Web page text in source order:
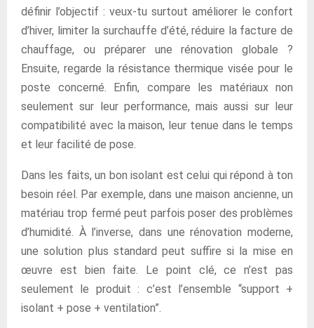
définir l’objectif : veux-tu surtout améliorer le confort
d’hiver, limiter la surchauffe d’été, réduire la facture de
chauffage, ou préparer une rénovation globale ?
Ensuite, regarde la résistance thermique visée pour le
poste concerné. Enfin, compare les matériaux non
seulement sur leur performance, mais aussi sur leur
compatibilité avec la maison, leur tenue dans le temps
et leur facilité de pose.
Dans les faits, un bon isolant est celui qui répond à ton
besoin réel. Par exemple, dans une maison ancienne, un
matériau trop fermé peut parfois poser des problèmes
d’humidité. À l’inverse, dans une rénovation moderne,
une solution plus standard peut suffire si la mise en
œuvre est bien faite. Le point clé, ce n’est pas
seulement le produit : c’est l’ensemble “support +
isolant + pose + ventilation”.